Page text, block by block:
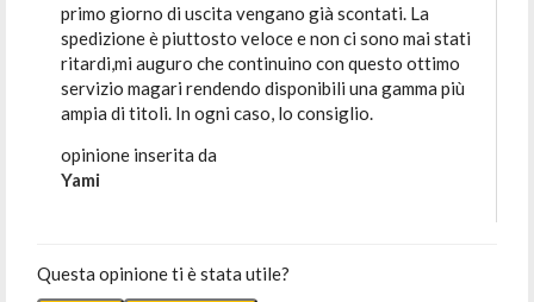
primo giorno di uscita vengano già scontati. La
spedizione è piuttosto veloce e non ci sono mai stati
ritardi,mi auguro che continuino con questo ottimo
servizio magari rendendo disponibili una gamma più
ampia di titoli. In ogni caso, lo consiglio.
opinione inserita da
Yami
Questa opinione ti è stata utile?